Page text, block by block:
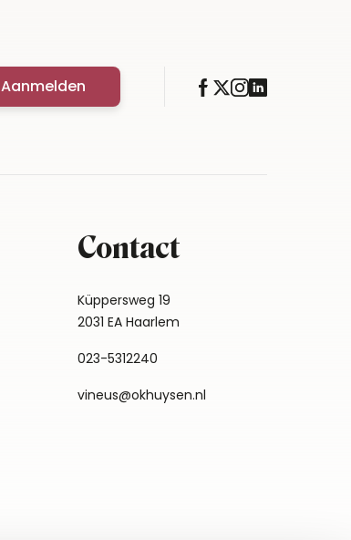
Aanmelden
Contact
Küppersweg 19
2031 EA Haarlem
023-5312240
vineus@okhuysen.nl